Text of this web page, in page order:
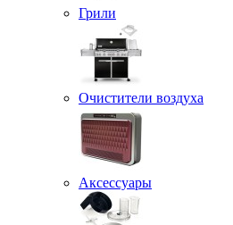
Грили
Очистители воздуха
Аксессуары